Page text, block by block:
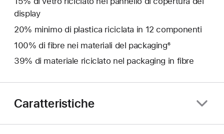
display
20% minimo di plastica riciclata in 12 componenti
100% di fibre nei materiali del packaging⁶
39% di materiale riciclato nel packaging in fibre
Caratteristiche